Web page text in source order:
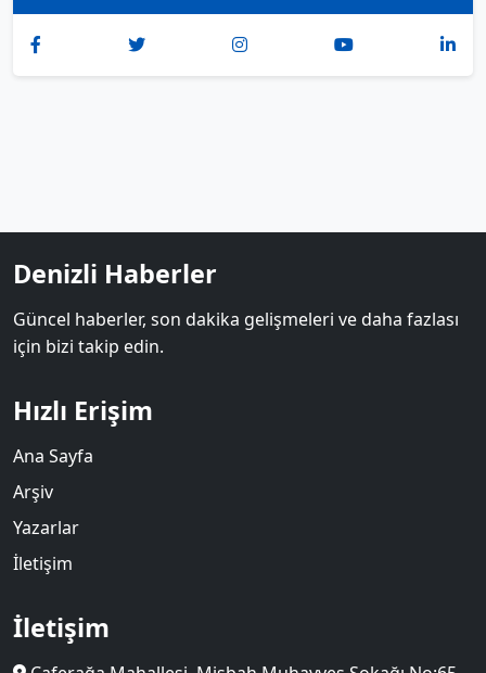
Denizli Haberler
Güncel haberler, son dakika gelişmeleri ve daha fazlası
için bizi takip edin.
Hızlı Erişim
Ana Sayfa
Arşiv
Yazarlar
İletişim
İletişim